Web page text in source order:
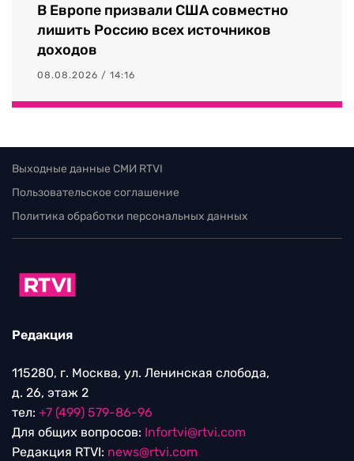
В Европе призвали США совместно
лишить Россию всех источников
доходов
08.08.2026 / 14:16
Выходные данные СМИ RTVI
Пользовательское соглашение
Политика обработки персональных данных
Редакция
115280, г. Москва, ул. Ленинская слобода,
д. 26, этаж 2
тел: +7 (499) 579-86-96
Для общих вопросов: Infortvi@rtvi.com
Редакция RTVI: news@rtvi.com